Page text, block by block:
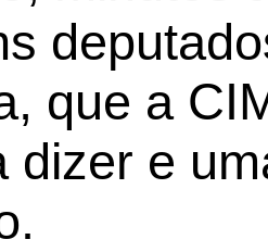
que a
dizer e